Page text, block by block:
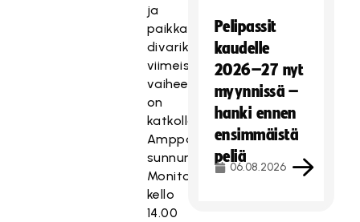
ja
paikka
divarikarsinnan
viimeisesssä
vaiheessa
on
katkolla
Amppareille
sunnuntaina
Monitoimitalolla
kello
14.00
Pelipassit
kaudelle
2026–27 nyt
myynnissä –
hanki ennen
ensimmäistä
peliä
06.08.2026